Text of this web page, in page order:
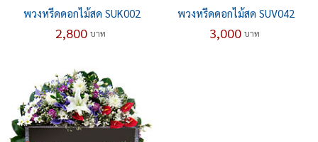
พวงหรีดดอกไม้สด SUK002
2,800 บาท
พวงหรีดดอกไม้สด SUV042
3,000 บาท